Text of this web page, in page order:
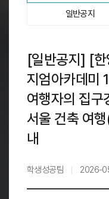
일반공지
[일반공지] [
지엄아카데미
여행자의 집구
서울 건축 여
내
학생성공팀 2026-